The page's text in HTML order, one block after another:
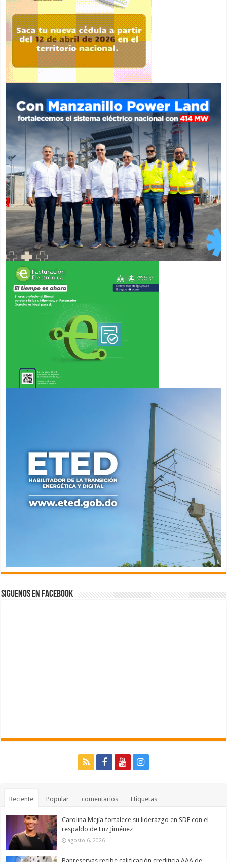
Siguenos en Facebook
Reciente Popular comentarios Etiquetas
Carolina Mejía fortalece su liderazgo en SDE con el
respaldo de Luz Jiménez
agosto 6, 2026